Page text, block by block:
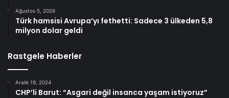
Ağustos 5, 2026
Türk hamsisi Avrupa’yı fethetti: Sadece 3 ülkeden 5,8
milyon dolar geldi
Rastgele Haberler
Aralık 19, 2024
CHP’li Barut: “Asgari değil insanca yaşam istiyoruz”